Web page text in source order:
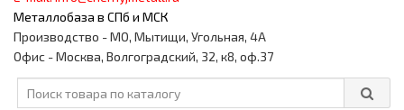
Металлобаза в СПб и МСК
Производство - МО, Мытищи, Угольная, 4А
Офис - Москва, Волгоградский, 32, к8, оф.37